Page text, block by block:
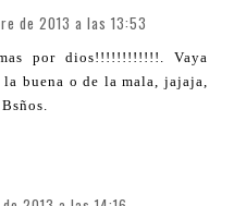
de 2013 a las 13:53
por dios!!!!!!!!!!!!. Vaya
buena o de la mala, jajaja,